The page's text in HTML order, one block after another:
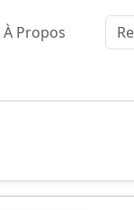
À Propos